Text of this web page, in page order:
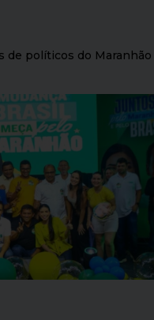
de políticos do Maranhão